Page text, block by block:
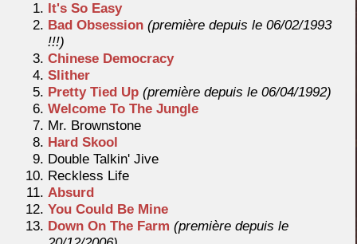
It's So Easy
Bad Obsession (première depuis le 06/02/1993
!!!)
Chinese Democracy
Slither
Pretty Tied Up (première depuis le 06/04/1992)
Welcome To The Jungle
Mr. Brownstone
Hard Skool
Double Talkin' Jive
Reckless Life
Absurd
You Could Be Mine
Down On The Farm (première depuis le